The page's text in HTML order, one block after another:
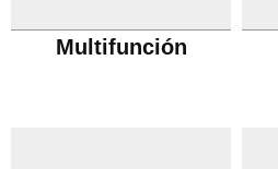
Multifunción